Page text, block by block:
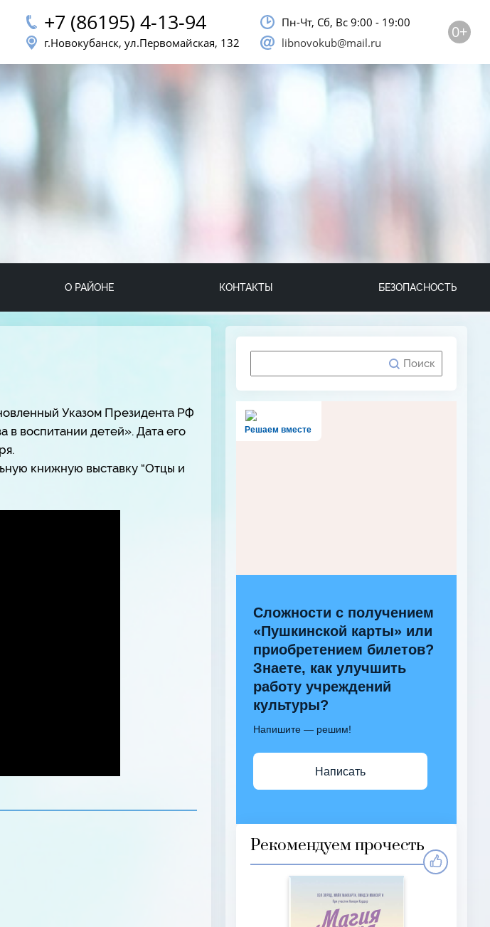
0+
+7 (86195) 4-13-94
г.Новокубанск, ул.Первомайская, 132
Пн-Чт, Сб, Bc 9:00 - 19:00
libnovokub@mail.ru
О РАЙОНЕ КОНТАКТЫ БЕЗОПАСНОСТЬ
Указом Президента РФ
в воспитании детей». Дата его
книжную выставку “Отцы и
Решаем вместе
Сложности с получением
«Пушкинской карты» или
приобретением билетов?
Знаете, как улучшить
работу учреждений
культуры?
Напишите — решим!
Написать
Рекомендуем прочесть